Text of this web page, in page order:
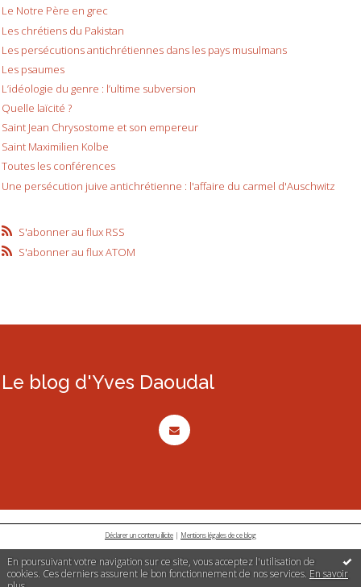
En poursuivant votre navigation sur ce site, vous acceptez l'utilisation de
cookies. Ces derniers assurent le bon fonctionnement de nos services. En savoir
Le Notre Père en grec
Les chrétiens du Pakistan
Les persécutions antichrétiennes dans les pays musulmans
Les psaumes
L’idéologie du genre : l’ultime subversion
Quelle laïcité ?
Saint Jean Chrysostome et son empereur
Saint Maximilien Kolbe
Toutes les conférences
Une persécution juive antichrétienne : l'affaire du carmel d'Auschwitz
S'abonner au flux RSS
S'abonner au flux ATOM
Le blog d'Yves Daoudal
Déclarer un contenu illicite | Mentions légales de ce blog